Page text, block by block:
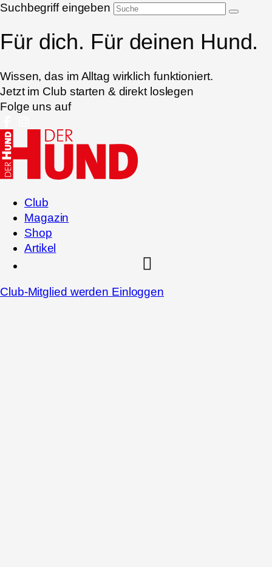
Suchbegriff eingeben
Für dich. Für deinen Hund.
Wissen, das im Alltag wirklich funktioniert.
Jetzt im Club starten & direkt loslegen
Folge uns auf
Club
Magazin
Shop
Artikel
Club-Mitglied werden Einloggen